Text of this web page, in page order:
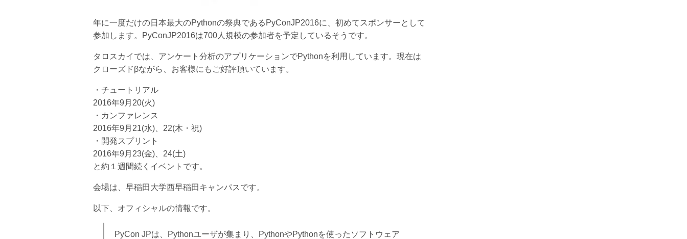
年に一度だけの日本最大のPythonの祭典であるPyConJP2016に、初めてスポンサーとして
参加します。PyConJP2016は700人規模の参加者を予定しているそうです。
タロスカイでは、アンケート分析のアプリケーションでPythonを利用しています。現在は
クローズドβながら、お客様にもご好評頂いています。
・チュートリアル
2016年9月20(火)
・カンファレンス
2016年9月21(水)、22(木・祝)
・開発スプリント
2016年9月23(金)、24(土)
と約１週間続くイベントです。
会場は、早稲田大学西早稲田キャンパスです。
以下、オフィシャルの情報です。
PyCon JPは、Pythonユーザが集まり、PythonやPythonを使ったソフトウェア